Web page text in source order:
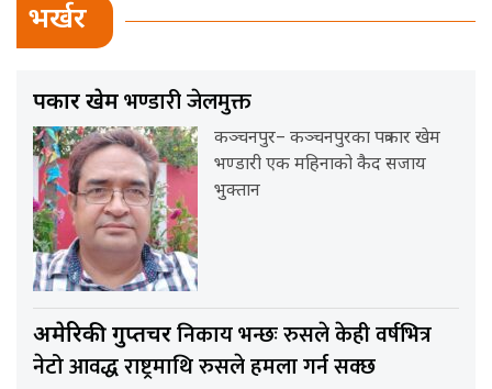
भर्खर
पत्रकार खेमभण्डारी जेलमुक्त
कञ्चनपुर– कञ्चनपुरका पत्रकार खेम
भण्डारी एक महिनाको कैद सजाय
भुक्तान
अमेरिकी गुप्तचरनिकाय भन्छः रुसले केही वर्षभित्र
नेटो आवद्ध राष्ट्रमाथि रुसले हमला गर्न सक्छ